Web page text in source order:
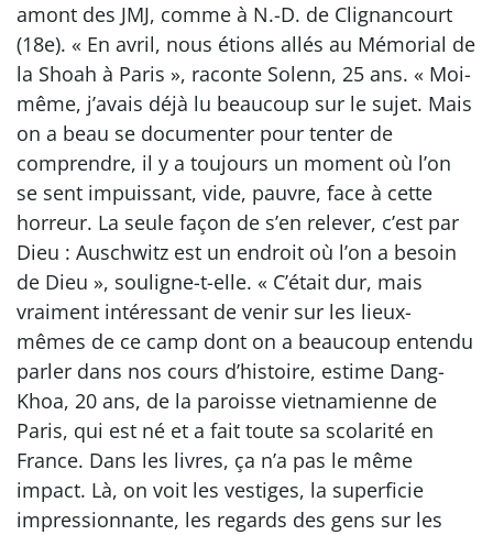
amont des JMJ, comme à N.-D. de Clignancourt
(18e). « En avril, nous étions allés au Mémorial de
la Shoah à Paris », raconte Solenn, 25 ans. « Moi-
même, j’avais déjà lu beaucoup sur le sujet. Mais
on a beau se documenter pour tenter de
comprendre, il y a toujours un moment où l’on
se sent impuissant, vide, pauvre, face à cette
horreur. La seule façon de s’en relever, c’est par
Dieu : Auschwitz est un endroit où l’on a besoin
de Dieu », souligne-t-elle. « C’était dur, mais
vraiment intéressant de venir sur les lieux-
mêmes de ce camp dont on a beaucoup entendu
parler dans nos cours d’histoire, estime Dang-
Khoa, 20 ans, de la paroisse vietnamienne de
Paris, qui est né et a fait toute sa scolarité en
France. Dans les livres, ça n’a pas le même
impact. Là, on voit les vestiges, la superficie
impressionnante, les regards des gens sur les